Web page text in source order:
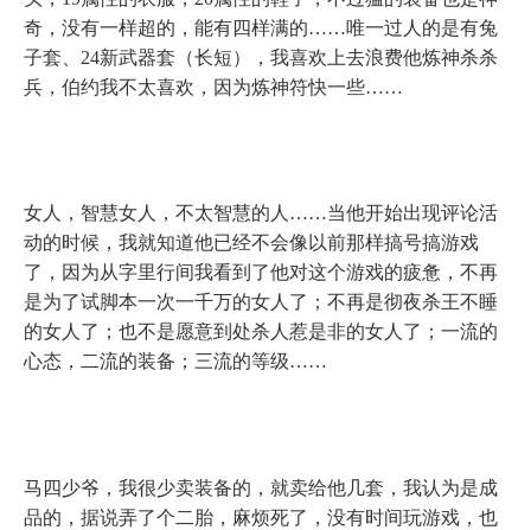
奇，没有一样超的，能有四样满的……唯一过人的是有兔
子套、 24新武器套（长短），我喜欢上去浪费他炼神杀杀
兵，伯约我不太喜欢，因为炼神符快一些……
女人，智慧女人，不太智慧的人……当他开始出现评论活
动的时候，我就知道他已经不会像以前那样搞号搞游戏
了，因为从字里行间我看到了他对这个游戏的疲惫，不再
是为了试脚本一次一千万的女人了；不再是彻夜杀王不睡
的女人了；也不是愿意到处杀人惹是非的女人了；一流的
心态，二流的装备；三流的等级……
马四少爷，我很少卖装备的，就卖给他几套，我认为是成
品的，据说弄了个二胎，麻烦死了，没有时间玩游戏，也